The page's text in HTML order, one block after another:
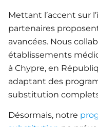
Mettant l’accent sur
partenaires
avancées. Nous
établissements
à Chypre, en
adaptant des
substitution
Désormais, notre